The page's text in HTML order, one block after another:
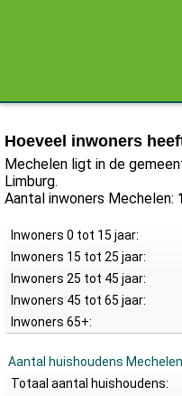
Hoeveel inwoners
Mechelen ligt in de
Limburg.
Aantal inwoners Mechelen:
Inwoners 0 tot 15 jaar:
Inwoners 15 tot 25 jaar:
Inwoners 25 tot 45 jaar:
Inwoners 45 tot 65 jaar:
Inwoners 65+:
Aantal huishoudens Mechelen
Totaal aantal huishoudens: